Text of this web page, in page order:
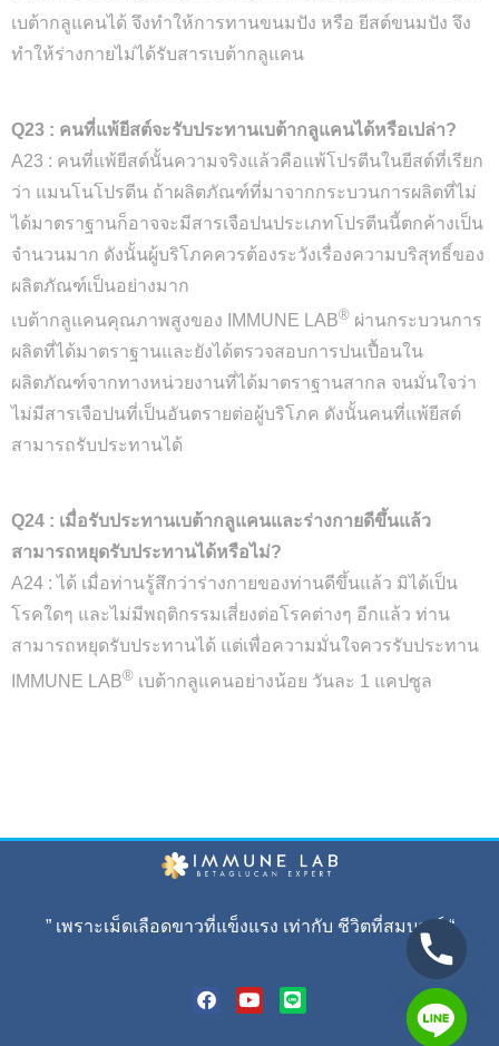
เบต้ากลูแคนได้ จึงทำให้การทานขนมปัง หรือ ยีสต์ขนมปัง จึง
ทำให้ร่างกายไม่ได้รับสารเบต้ากลูแคน
Q23 : คนที่แพ้ยีสต์จะรับประทานเบต้ากลูแคนได้หรือเปล่า?
A23 : คนที่แพ้ยีสต์นั้นความจริงแล้วคือแพ้โปรตีนในยีสต์ที่เรียก
ว่า แมนโนโปรตีน ถ้าผลิตภัณฑ์ที่มาจากกระบวนการผลิตที่ไม่
ได้มาตราฐานก็อาจจะมีสารเจือปนประเภทโปรตีนนี้ตกค้างเป็น
จำนวนมาก ดังนั้นผู้บริโภคควรต้องระวังเรื่องความบริสุทธิ์ของ
ผลิตภัณฑ์เป็นอย่างมาก
เบต้ากลูแคนคุณภาพสูงของ IMMUNE LAB® ผ่านกระบวนการ
ผลิตที่ได้มาตราฐานและยังได้ตรวจสอบการปนเปื้อนใน
ผลิตภัณฑ์จากทางหน่วยงานที่ได้มาตราฐานสากล จนมั่นใจว่า
ไม่มีสารเจือปนที่เป็นอันตรายต่อผู้บริโภค ดังนั้นคนที่แพ้ยีสต์
สามารถรับประทานได้
Q24 : เมื่อรับประทานเบต้ากลูแคนและร่างกายดีขึ้นแล้ว
สามารถหยุดรับประทานได้หรือไม่?
A24 : ได้ เมื่อท่านรู้สึกว่าร่างกายของท่านดีขึ้นแล้ว มิได้เป็น
โรคใดๆ และไม่มีพฤติกรรมเสี่ยงต่อโรคต่างๆ อีกแล้ว ท่าน
สามารถหยุดรับประทานได้ แต่เพื่อความมั่นใจควรรับประทาน
IMMUNE LAB® เบต้ากลูแคนอย่างน้อย วันละ 1 แคปซูล
” เพราะเม็ดเลือดขาวที่แข็งแรง เท่ากับ ชีวิตที่สมบูรณ์ “